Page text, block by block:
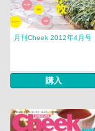
月刊Cheek 2012年4月号
購入